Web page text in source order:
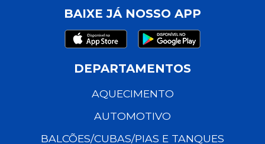
BAIXE JÁ NOSSO APP
DEPARTAMENTOS
AQUECIMENTO
AUTOMOTIVO
BALCÕES/CUBAS/PIAS E TANQUES